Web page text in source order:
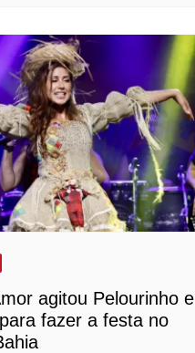
agitou Pelourinho e
fazer a festa no